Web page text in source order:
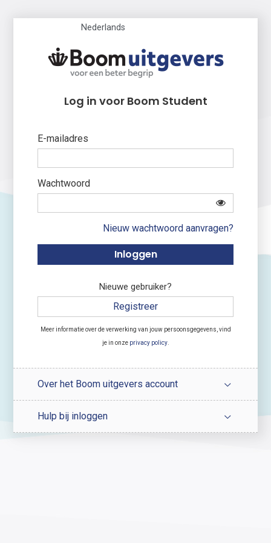
Nederlands
Log in voor Boom Student
E-mailadres
Wachtwoord
Nieuw wachtwoord aanvragen?
Nieuwe gebruiker?
Registreer
Meer informatie over de verwerking van jouw persoonsgegevens, vind
je in onze privacy policy.
Over het Boom uitgevers account
Hulp bij inloggen